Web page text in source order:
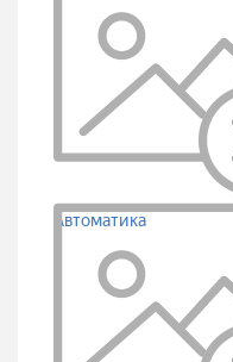
Автоматика